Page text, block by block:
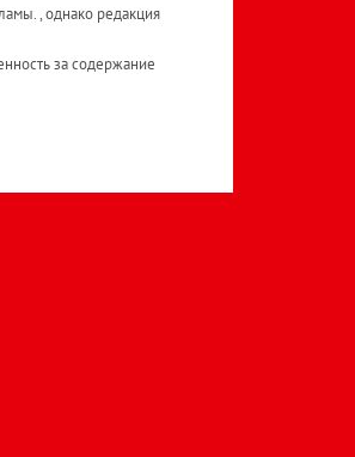
, однако редакция
за содержание